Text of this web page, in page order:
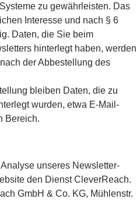
zu gewährleisten. Das
Interesse und nach § 6
Daten, die Sie beim
hinterlegt haben, werden
der Abbestellung des
bleiben Daten, die zu
wurden, etwa E-Mail-
Bereich.
unseres Newsletter-
den Dienst CleverReach.
GmbH & Co. KG, Mühlenstr.